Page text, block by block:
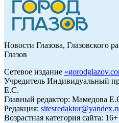
Новости Глазова, Глазовского
Глазов
Сетевое издание «
Учредитель Индивидуальный
Е.С.
Главный редактор: Мамедова
Редакция:
Возрастная категория сайта: 16+